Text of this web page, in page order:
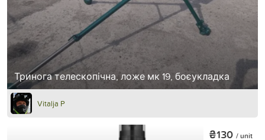
Тринога телескопічна, ложе мк 19, боєукладка
Vitalja P
₴130 / unit